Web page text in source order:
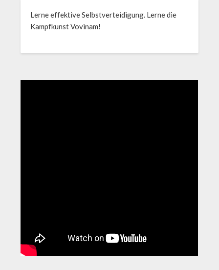
Lerne effektive Selbstverteidigung. Lerne die
Kampfkunst Vovinam!